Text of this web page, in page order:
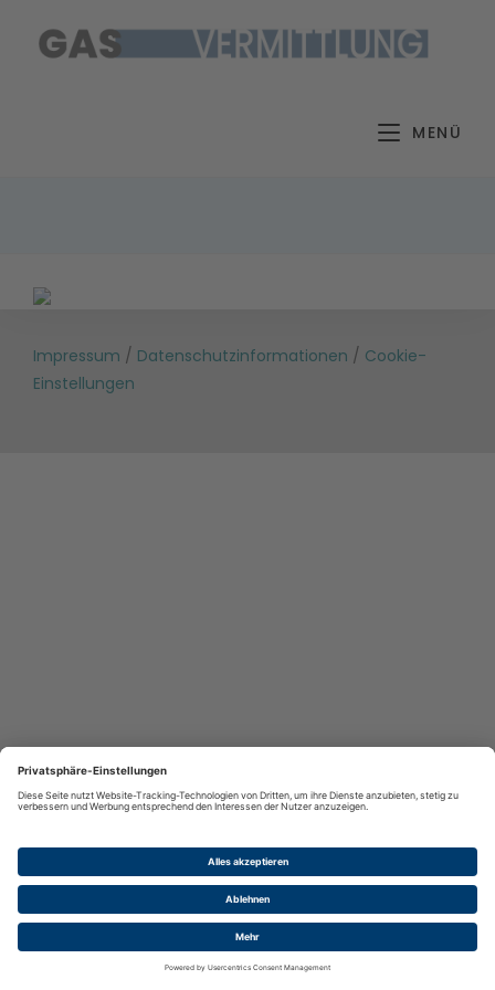
Inhalt
MENÜ
Impressum / Datenschutzinformationen / Cookie-
Einstellungen